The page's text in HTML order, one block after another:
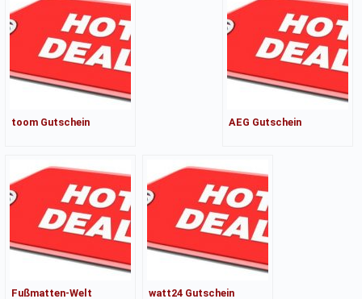
toom Gutschein AEG Gutschein
Fußmatten-Welt watt24 Gutschein